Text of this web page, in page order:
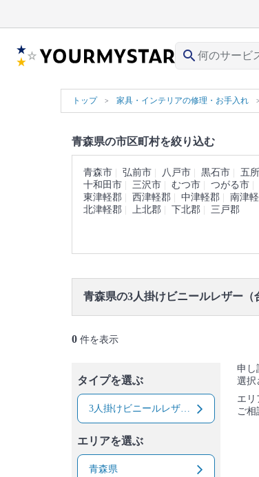
search
トップ 家具・インテリアの修理・お手入れ
青森県の市区町村を絞り込む
青森市 弘前市 八戸市 黒石市
五
十和田市
三沢市 むつ市 つがる市
東津軽郡
西津軽郡 中津軽郡
南津
北津軽郡
上北郡 下北郡 三戸郡
青森県の3人掛けビニールレザー
0 件を表示
タイプを選ぶ
エリアを選ぶ
青森県
申し
選択
エリ
ご相